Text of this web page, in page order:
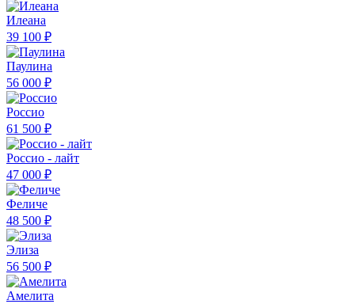
Илеана
39 100 ₽
Паулина
56 000 ₽
Россио
61 500 ₽
Россио - лайт
47 000 ₽
Феличе
48 500 ₽
Элиза
56 500 ₽
Амелита